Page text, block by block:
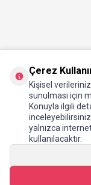
Çerez
Kişisel
sunulması için
Konuyla ilgili
inceleyebilirsiniz.
yalnızca
kullanılacaktır.